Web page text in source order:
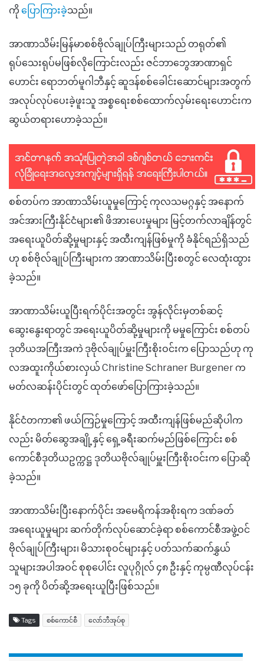
ကို ပြောကြားခဲ့သည်။
အာဏာသိမ်းမြန်မာစစ်ဗိုလ်ချုပ်ကြီးများသည် တရုတ်၏
ရုပ်သေးရုပ်မဖြစ်လိုကြောင်းလည်း ဇင်ဘာဘွေအာဏာရှင်
ဟောင်း ရောဘတ်မူဂါဘီနှင့် ဆူဒန်စစ်ခေါင်းဆောင်များအတွက်
အလုပ်လုပ်ပေးခဲ့ဖူးသူ အစ္စရေးစစ်ထောက်လှမ်းရေးဟောင်းက
ဆွယ်တရားဟောခဲ့သည်။
စစ်တပ်က အာဏာသိမ်းယူမှုကြောင့် ကုလသမဂ္ဂနှင့် အနောက်
အင်အားကြီးနိုင်ငံများ၏ ဖိအားပေးမှုများ မြင့်တက်လာချိန်တွင်
အရေးယူပိတ်ဆို့မှုများနှင့် အထီးကျန်ဖြစ်မှုကို ခံနိုင်ရည်ရှိသည်
ဟု စစ်ဗိုလ်ချုပ်ကြီးများက အာဏာသိမ်းပြီးစတွင် လေထုံးထွား
ခဲ့သည်။
အာဏာသိမ်းယူပြီးရက်ပိုင်းအတွင်း အွန်လိုင်းမှတစ်ဆင့်
ဆွေးနွေးရာတွင် အရေးယူပိတ်ဆို့မှုများကို မမှုကြောင်း စစ်တပ်
ဒုတိယအကြီးအကဲ ဒုဗိုလ်ချုပ်မှူးကြီးစိုးဝင်းက ပြောသည်ဟု ကု
လအထူးကိုယ်စားလှယ် Christine Schraner Burgener က
မတ်လဆန်းပိုင်းတွင် ထုတ်ဖော်ပြောကြားခဲ့သည်။
နိုင်ငံတကာ၏ ဖယ်ကြဉ်မှုကြောင့် အထီးကျန်ဖြစ်မည်ဆိုပါက
လည်း မိတ်ဆွေအချို့နှင့် ရှေ့ခရီးဆက်မည်ဖြစ်ကြောင်း စစ်
ကောင်စီဒုတိယဥက္ကဋ္ဌ ဒုတိယဗိုလ်ချုပ်မှူးကြီးစိုးဝင်းက ပြောဆို
ခဲ့သည်။
အာဏာသိမ်းပြီးနောက်ပိုင်း အမေရိကန်အစိုးရက ဒဏ်ခတ်
အရေးယူမှုများ ဆက်တိုက်လုပ်ဆောင်ခဲ့ရာ စစ်ကောင်စီအဖွဲ့ဝင်
ဗိုလ်ချုပ်ကြီးများ၊ မိသားစုဝင်များနှင့် ပတ်သက်ဆက်နွှယ်
သူများအပါအဝင် စုစုပေါင်း လူပုဂ္ဂိုလ် ၄၈ ဦးနှင့် ကုမ္ပဏီလုပ်ငန်း
၁၅ ခုကို ပိတ်ဆို့အရေးယူပြီးဖြစ်သည်။
Tags စစ်ကောင်စီ လော်ဘီအုပ်စု